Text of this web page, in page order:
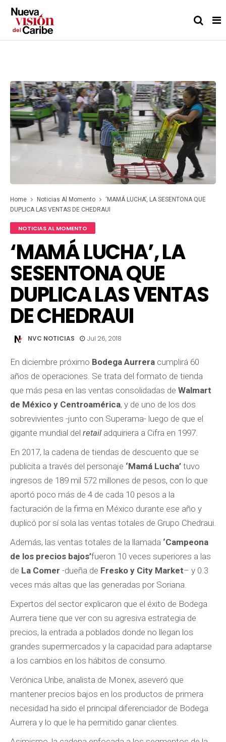
Home Noticias Al Momento
‘MAMÁ LUCHA’, LA SESENTONA QUE
DUPLICA LAS VENTAS DE CHEDRAUI
NOTICIAS AL MOMENTO
‘MAMÁ LUCHA’, LA
SESENTONA QUE
DUPLICA LAS VENTAS
DE CHEDRAUI
NVC NOTICIAS Jul 26, 2018
En diciembre próximo Bodega Aurrera cumplirá 60
años de operaciones. Se trata del formato de tienda
que más pesa en las ventas consolidadas de Walmart
de México y Centroamérica, y de uno de los dos
sobrevivientes -junto con Superama- luego de que el
gigante mundial del retail adquiriera a Cifra en 1997.
En 2017, la cadena de tiendas de descuento que se
publicita a través del personaje ‘Mamá Lucha’ tuvo
ingresos de 189 mil 572 millones de pesos, con lo que
aportó poco más de 4 de cada 10 pesos a la
facturación de la firma en México durante ese año y
duplicó por sí sola las ventas totales de Grupo Chedraui.
Además, las ventas totales de la llamada ‘Campeona
de los precios bajos’fueron 10 veces superiores a las
de La Comer -dueña de Fresko y City Market– y 0.3
veces más altas que las generadas por Soriana.
Expertos del sector explicaron que el éxito de Bodega
Aurrera tiene que ver con su agresiva estrategia de
precios, la entrada a poblados donde no llegan los
grandes supermercados y la capacidad para adaptarse
a los cambios en los hábitos de consumo.
Verónica Uribe, analista de Monex, aseveró que
mantener precios bajos en los productos de primera
necesidad ha sido el principal diferenciador de Bodega
Aurrera y lo que le ha permitido ganar clientes.